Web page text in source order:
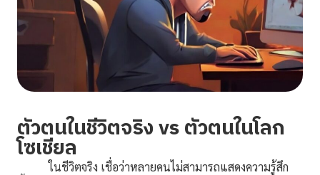
ตัวตนในชีวิตจริง vs ตัวตนในโลก
โซเชียล
ในชีวิตจริง เชื่อว่าหลายคนไม่สามารถแสดงความรู้สึก